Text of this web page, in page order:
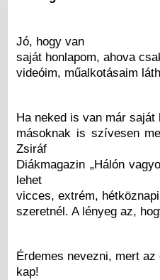
Jó, hogy van
saját honlapom, ahova
videóim, műalkotásaim
Ha neked is van már
másoknak is szívesen
Zsiráf
Diákmagazin „Hálón
lehet
vicces, extrém,
szeretnél. A lényeg az,
Érdemes nevezni, mert
kap!